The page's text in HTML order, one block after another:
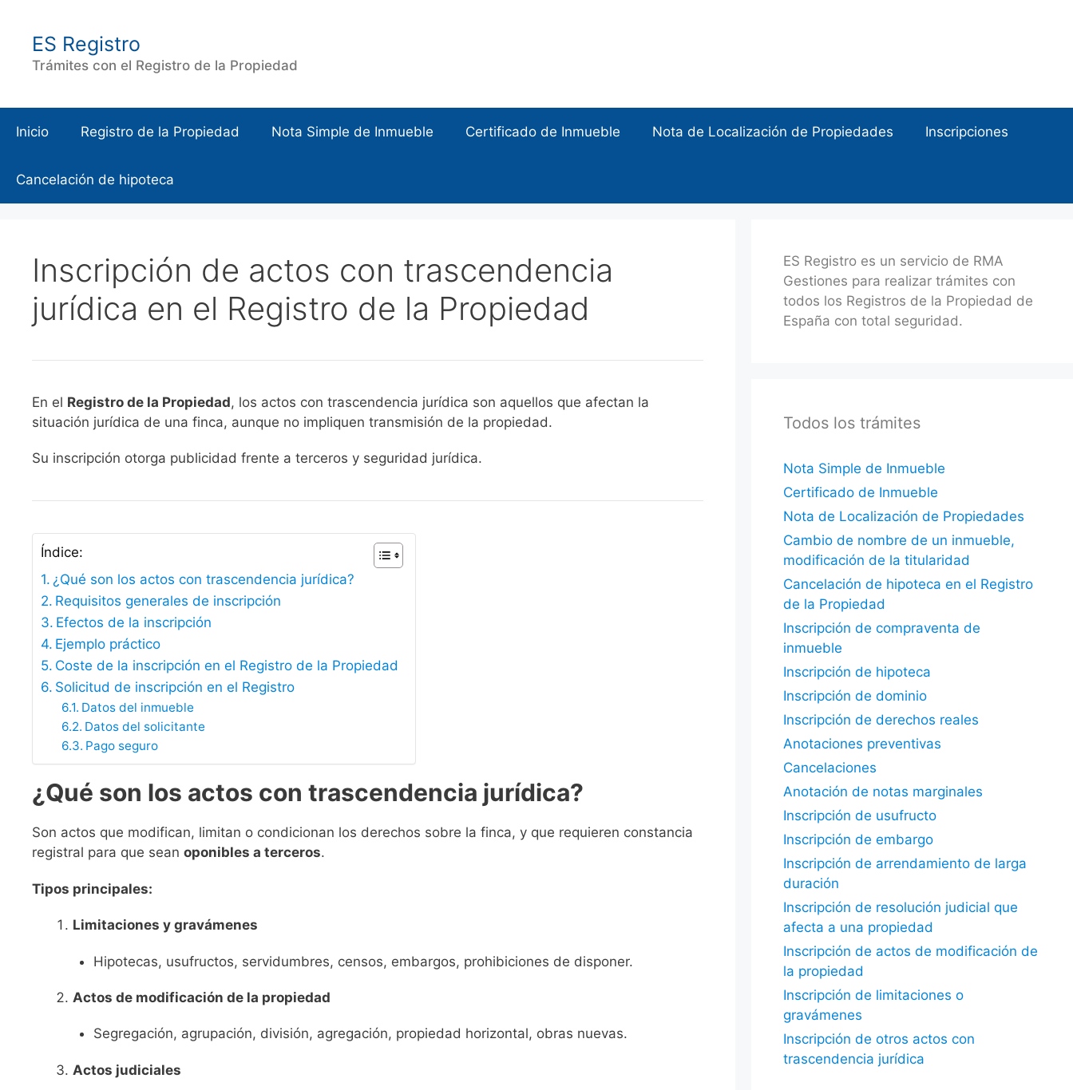
contenidoES Registro
Trámites con el Registro de la Propiedad
Inicio Registro de la Propiedad Nota Simple de Inmueble Certificado de Inmueble Nota de Localización de Propiedades Inscripciones
Cancelación de hipoteca
Inscripción de actos con trascendencia
jurídica en el Registro de la Propiedad
En el Registro de la Propiedad, los actos con trascendencia jurídica son aquellos que afectan la
situación jurídica de una finca, aunque no impliquen transmisión de la propiedad.
Su inscripción otorga publicidad frente a terceros y seguridad jurídica.
Índice:
¿Qué son los actos con trascendencia jurídica?
Requisitos generales de inscripción
Efectos de la inscripción
Ejemplo práctico
Coste de la inscripción en el Registro de la Propiedad
Solicitud de inscripción en el Registro
Datos del inmueble
Datos del solicitante
Pago seguro
¿Qué son los actos con trascendencia jurídica?
Son actos que modifican, limitan o condicionan los derechos sobre la finca, y que requieren constancia
registral para que sean oponibles a terceros.
Tipos principales:
Limitaciones y gravámenes
Hipotecas, usufructos, servidumbres, censos, embargos, prohibiciones de disponer.
Actos de modificación de la propiedad
Segregación, agrupación, división, agregación, propiedad horizontal, obras nuevas.
Actos judiciales
ES Registro es un servicio de RMA
Gestiones para realizar trámites con
todos los Registros de la Propiedad de
España con total seguridad.
Todos los trámites
Nota Simple de Inmueble
Certificado de Inmueble
Nota de Localización de Propiedades
Cambio de nombre de un inmueble,
modificación de la titularidad
Cancelación de hipoteca en el Registro
de la Propiedad
Inscripción de compraventa de
inmueble
Inscripción de hipoteca
Inscripción de dominio
Inscripción de derechos reales
Anotaciones preventivas
Cancelaciones
Anotación de notas marginales
Inscripción de usufructo
Inscripción de embargo
Inscripción de arrendamiento de larga
duración
Inscripción de resolución judicial que
afecta a una propiedad
Inscripción de actos de modificación de
la propiedad
Inscripción de limitaciones o
gravámenes
Inscripción de otros actos con
trascendencia jurídica